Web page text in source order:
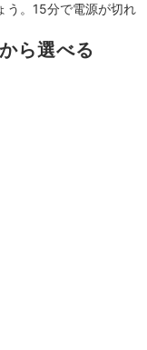
。 15分で電源が切れ
ら選べる